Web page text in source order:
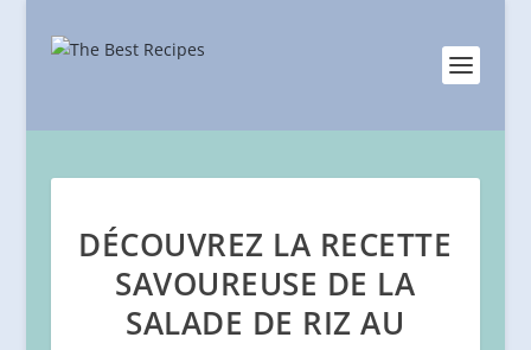
DÉCOUVREZ LA RECETTE
SAVOUREUSE DE LA
SALADE DE RIZ AU